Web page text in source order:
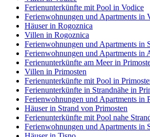
Ferienunterkünfte mit Pool in Vodice
Ferienwohnungen und Apartments in
Häuser in Rogoznica
Villen in Rogoznica
Ferienwohnungen und Apartments in
Ferienwohnungen und Apartments in
Ferienunterkünfte am Meer in
Villen in Primosten
Ferienunterkünfte mit Pool in
Ferienunterkünfte in Strandnähe in
Ferienwohnungen und Apartments in
Häuser in Strand von Primosten
Ferienunterkünfte mit Pool nahe
Ferienwohnungen und Apartments in